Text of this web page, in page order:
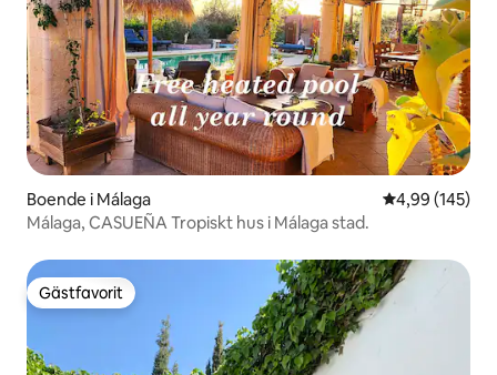
Boende i Málaga 4,99 av 5 i
4,99 (145)
Málaga, CASUEÑA Tropiskt hus i Málaga stad.
Gästfavorit
Gästfavorit